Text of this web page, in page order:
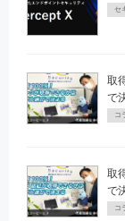
取
で
コ
取
で
コ